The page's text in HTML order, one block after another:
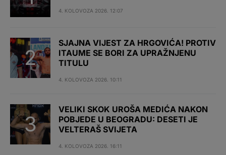
4. KOLOVOZA 2026. 12:07
SJAJNA VIJEST ZA HRGOVIĆA! PROTIV
ITAUME SE BORI ZA UPRAŽNJENU
TITULU
4. KOLOVOZA 2026. 10:11
VELIKI SKOK UROŠA MEDIĆA NAKON
POBJEDE U BEOGRADU: DESETI JE
VELTERAŠ SVIJETA
4. KOLOVOZA 2026. 16:11